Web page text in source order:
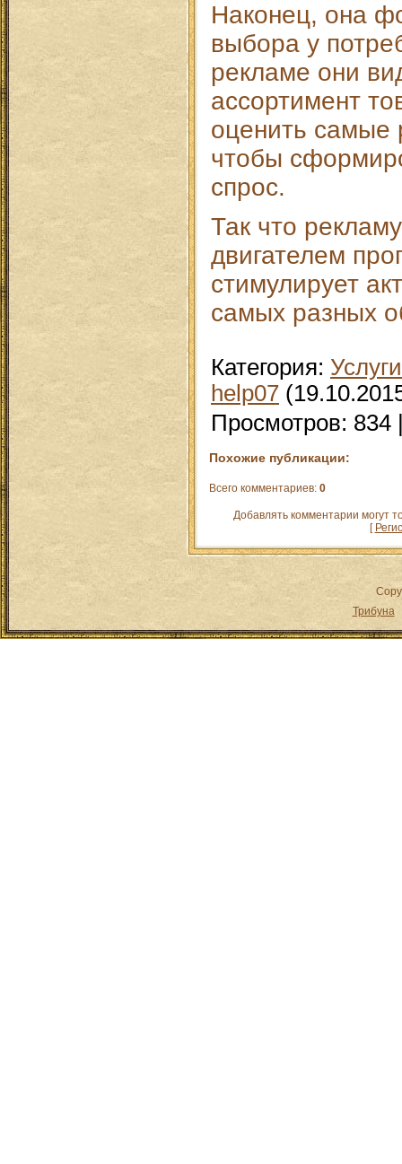
Наконец, она
выбора у
рекламе они
ассортимент
оценить самые
чтобы
спрос.
Так что
двигателем
стимулирует
самых разных
Категория: Услуги
help07
Просмотров: 834
Похожие публикации:
Всего комментариев: 0
Добавлять комментарии могут
[
Трибуна